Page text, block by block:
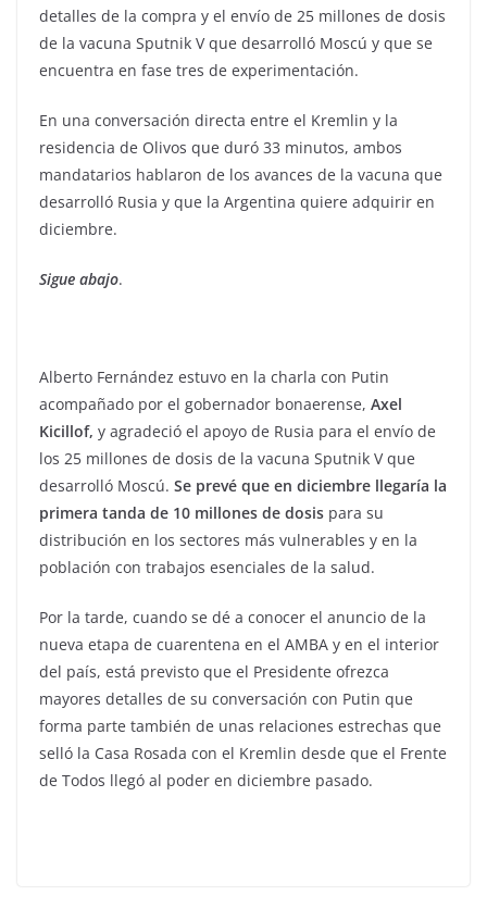
detalles de la compra y el envío de 25 millones de dosis
de la vacuna Sputnik V que desarrolló Moscú y que se
encuentra en fase tres de experimentación.
En una conversación directa entre el Kremlin y la
residencia de Olivos que duró 33 minutos, ambos
mandatarios hablaron de los avances de la vacuna que
desarrolló Rusia y que la Argentina quiere adquirir en
diciembre.
Sigue abajo.
Alberto Fernández estuvo en la charla con Putin
acompañado por el gobernador bonaerense, Axel
Kicillof, y agradeció el apoyo de Rusia para el envío de
los 25 millones de dosis de la vacuna Sputnik V que
desarrolló Moscú. Se prevé que en diciembre llegaría la
primera tanda de 10 millones de dosis para su
distribución en los sectores más vulnerables y en la
población con trabajos esenciales de la salud.
Por la tarde, cuando se dé a conocer el anuncio de la
nueva etapa de cuarentena en el AMBA y en el interior
del país, está previsto que el Presidente ofrezca
mayores detalles de su conversación con Putin que
forma parte también de unas relaciones estrechas que
selló la Casa Rosada con el Kremlin desde que el Frente
de Todos llegó al poder en diciembre pasado.